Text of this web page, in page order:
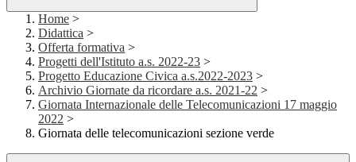
Home >
Didattica >
Offerta formativa >
Progetti dell'Istituto a.s. 2022-23 >
Progetto Educazione Civica a.s.2022-2023 >
Archivio Giornate da ricordare a.s. 2021-22 >
Giornata Internazionale delle Telecomunicazioni 17 maggio
2022 >
Giornata delle telecomunicazioni sezione verde